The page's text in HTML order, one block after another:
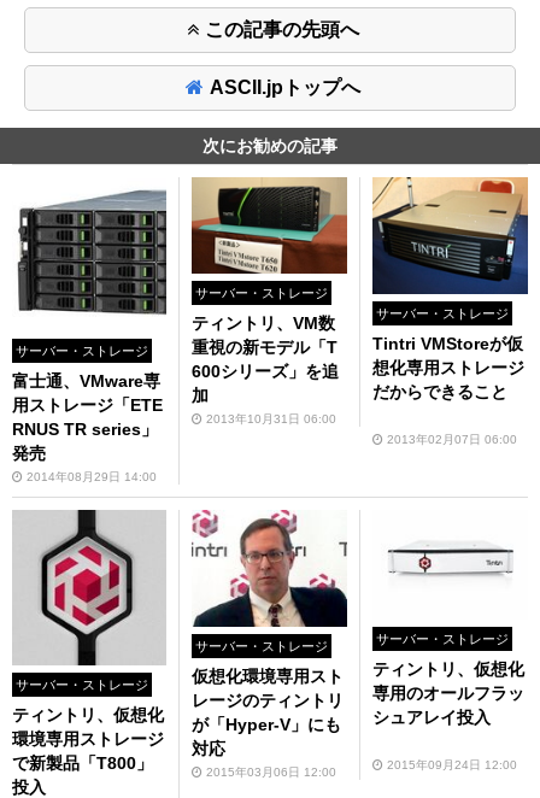
この記事の先頭へ
ASCII.jpトップへ
次にお勧めの記事
サーバー・ストレージ
富士通、VMware専
用ストレージ「ETE
RNUS TR series」
発売
2014年08月29日 14:00
サーバー・ストレージ
ティントリ、VM数
重視の新モデル「T
600シリーズ」を追
加
2013年10月31日 06:00
サーバー・ストレージ
Tintri VMStoreが仮
想化専用ストレージ
だからできること
2013年02月07日 06:00
サーバー・ストレージ
ティントリ、仮想化
環境専用ストレージ
で新製品「T800」
投入
サーバー・ストレージ
仮想化環境専用スト
レージのティントリ
が「Hyper-V」にも
対応
2015年03月06日 12:00
サーバー・ストレージ
ティントリ、仮想化
専用のオールフラッ
シュアレイ投入
2015年09月24日 12:00